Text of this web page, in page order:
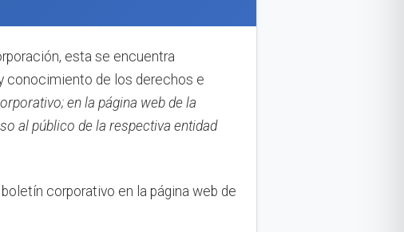
esta se encuentra
conocimiento de los derechos e
en la página web de la
al público de la respectiva entidad
corporativo en la página web de